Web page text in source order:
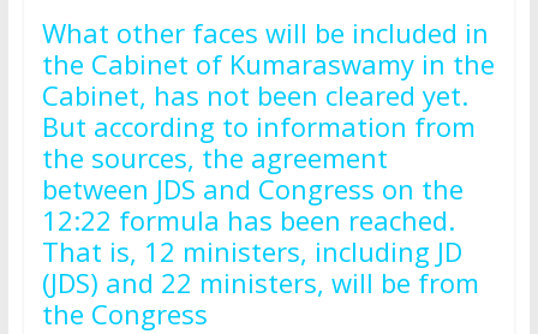
What other faces will be included in
the Cabinet of Kumaraswamy in the
Cabinet, has not been cleared yet.
But according to information from
the sources, the agreement
between JDS and Congress on the
12:22 formula has been reached.
That is, 12 ministers, including JD
(JDS) and 22 ministers, will be from
the Congress